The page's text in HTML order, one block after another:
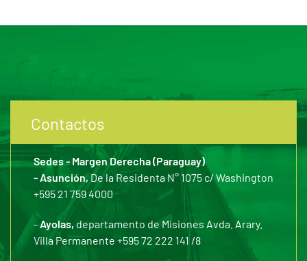
Contactos
Sedes - Margen Derecha (Paraguay)
- Asunción,De la Residenta N° 1075 c/ Washington
+595 21 759 4000
- Ayolas, departamento de Misiones Avda. Arary.
Villa Permanente +595 72 222 141 /8